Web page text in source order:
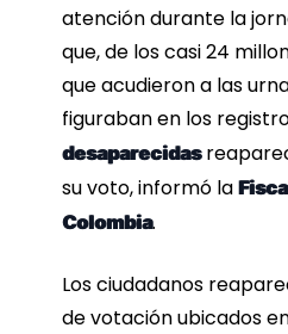
atención durante la
que, de los casi 24
que acudieron a las
figuraban en los
desaparecidas
su voto, informó la
Colombia.
Los ciudadanos
de votación ubicados